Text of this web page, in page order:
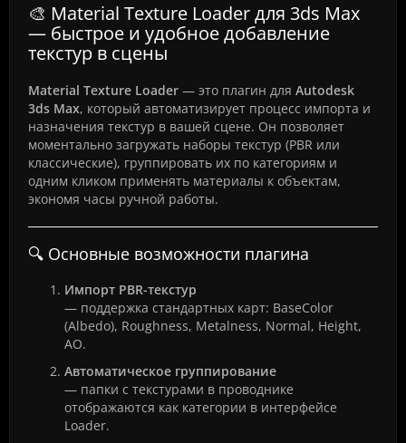
🎨 Material Texture Loader для 3ds Max
— быстрое и удобное добавление
текстур в сцены
Material Texture Loader — это плагин для Autodesk
3ds Max, который автоматизирует процесс импорта и
назначения текстур в вашей сцене. Он позволяет
моментально загружать наборы текстур (PBR или
классические), группировать их по категориям и
одним кликом применять материалы к объектам,
экономя часы ручной работы.
🔍 Основные возможности плагина
Импорт PBR-текстур
— поддержка стандартных карт: BaseColor
(Albedo), Roughness, Metalness, Normal, Height,
AO.
Автоматическое группирование
— папки с текстурами в проводнике
отображаются как категории в интерфейсе
Loader.